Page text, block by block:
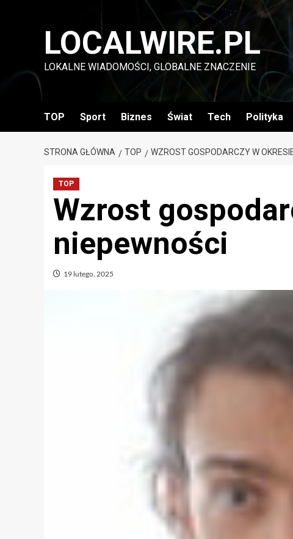
LOCALWIRE.PL
LOKALNE WIADOMOŚCI, GLOBALNE ZNACZENIE
TOP Sport Biznes Świat Tech Polityka
STRONA GŁÓWNA TOP WZROST GOSPODARCZY W
TOP
Wzrost
niepewności
19 lutego, 2025